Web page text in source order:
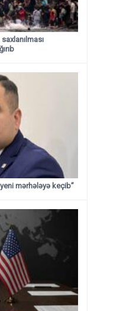
mərhələyə keçib”